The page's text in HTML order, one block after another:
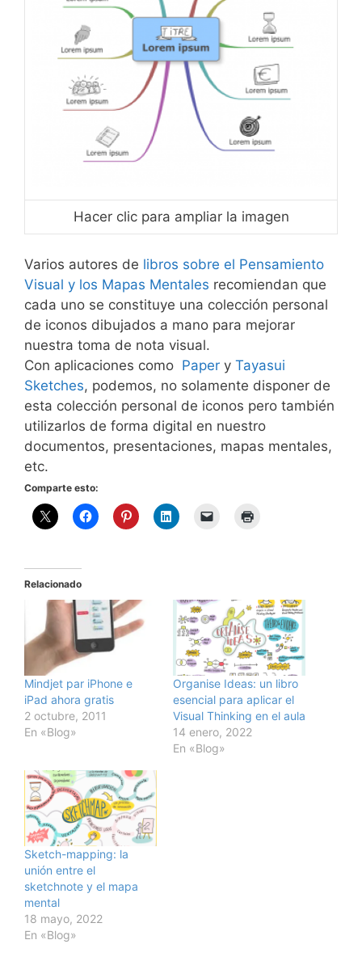
Hacer clic para ampliar la imagen
Varios autores de libros sobre el Pensamiento
Visual y los Mapas Mentales recomiendan que
cada uno se constituye una colección personal
de iconos dibujados a mano para mejorar
nuestra toma de nota visual.
Con aplicaciones como Paper y Tayasui
Sketches, podemos, no solamente disponer de
esta colección personal de iconos pero también
utilizarlos de forma digital en nuestro
documentos, presentaciones, mapas mentales,
etc.
Comparte esto:
Relacionado
Mindjet par iPhone e
iPad ahora gratis
2 octubre, 2011
En «Blog»
Organise Ideas: un libro
esencial para aplicar el
Visual Thinking en el aula
14 enero, 2022
En «Blog»
Sketch-mapping: la
unión entre el
sketchnote y el mapa
mental
18 mayo, 2022
En «Blog»